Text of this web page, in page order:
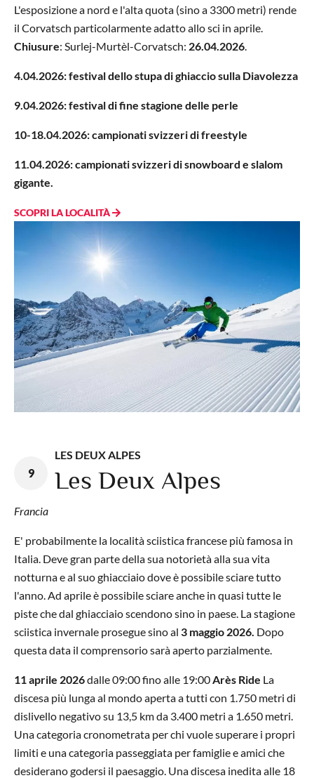
L'esposizione a nord e l'alta quota (sino a 3300 metri) rende
il Corvatsch particolarmente adatto allo sci in aprile.
Chiusure: Surlej-Murtèl-Corvatsch: 26.04.2026.
4.04.2026: festival dello stupa di ghiaccio sulla Diavolezza
9.04.2026: festival di fine stagione delle perle
10-18.04.2026: campionati svizzeri di freestyle
11.04.2026: campionati svizzeri di snowboard e slalom
gigante.
SCOPRI LA LOCALITÀ
9
LES DEUX ALPES
Les Deux Alpes
Francia
E' probabilmente la località sciistica francese più famosa in
Italia. Deve gran parte della sua notorietà alla sua vita
notturna e al suo ghiacciaio dove è possibile sciare tutto
l'anno. Ad aprile è possibile sciare anche in quasi tutte le
piste che dal ghiacciaio scendono sino in paese. La stagione
sciistica invernale prosegue sino al 3 maggio 2026. Dopo
questa data il comprensorio sarà aperto parzialmente.
11 aprile 2026dalle 09:00 fino alle 19:00Arès Ride La
discesa più lunga al mondo aperta a tutti con 1.750 metri di
dislivello negativo su 13,5 km da 3.400 metri a 1.650 metri.
Una categoria cronometrata per chi vuole superare i propri
limiti e una categoria passeggiata per famiglie e amici che
desiderano godersi il paesaggio. Una discesa inedita alle 18